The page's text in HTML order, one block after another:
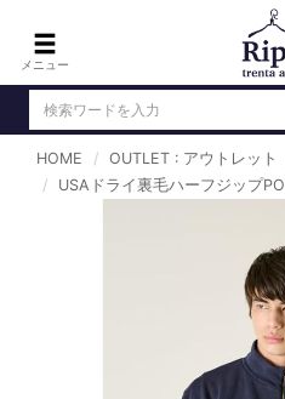
メニュー
ログイン （新規会員登録）
TOPS : トップス
HOME OUTLET : アウトレット
USAドライ裏毛ハーフジップPO